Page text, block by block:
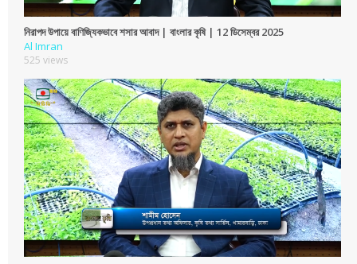
নিরাপদ উপায়ে বাণিজ্যিকভাবে শসার আবাদ | বাংলার কৃষি | 12 ডিসেম্বর 2025
Al Imran
525 views